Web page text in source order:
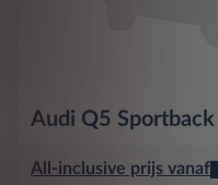
Audi Q5 Sportback
All-inclusive prijs vanaf